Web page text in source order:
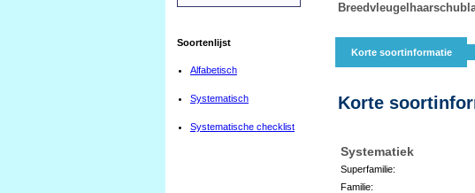
Soortenlijst
Alfabetisch
Systematisch
Systematische checklist
Korte soortinformatie
Korte
Systematiek
Superfamilie:
Familie: